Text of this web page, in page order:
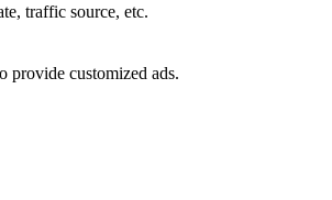
traffic source, etc.
provide customized ads.